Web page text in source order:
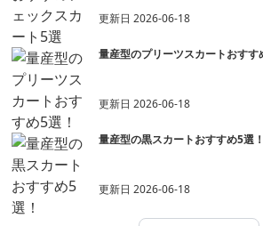
更新日2026-06-18
量産型のプリーツスカートおすす
更新日2026-06-18
量産型の黒スカートおすすめ5選！
更新日2026-06-18